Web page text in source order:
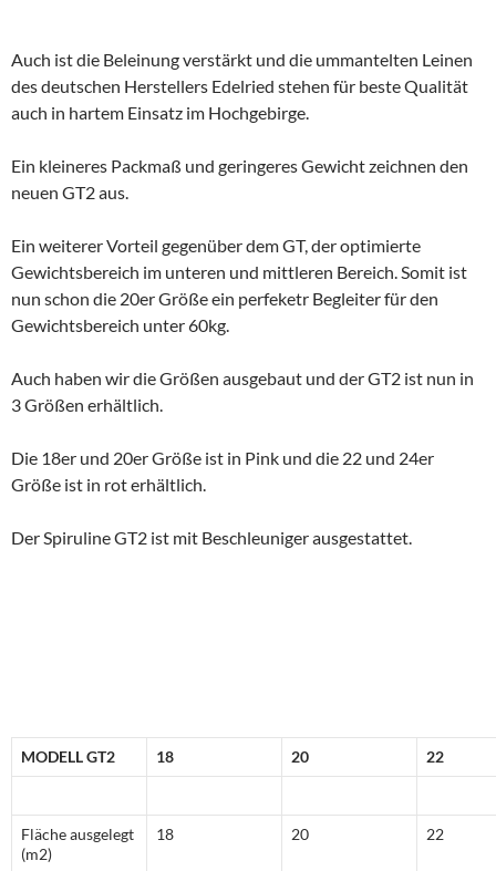
Auch ist die Beleinung verstärkt und die ummantelten Leinen
des deutschen Herstellers Edelried stehen für beste Qualität
auch in hartem Einsatz im Hochgebirge.
Ein kleineres Packmaß und geringeres Gewicht zeichnen den
neuen GT2 aus.
Ein weiterer Vorteil gegenüber dem GT, der optimierte
Gewichtsbereich im unteren und mittleren Bereich. Somit ist
nun schon die 20er Größe ein perfeketr Begleiter für den
Gewichtsbereich unter 60kg.
Auch haben wir die Größen ausgebaut und der GT2 ist nun in
3 Größen erhältlich.
Die 18er und 20er Größe ist in Pink und die 22 und 24er
Größe ist in rot erhältlich.
Der Spiruline GT2 ist mit Beschleuniger ausgestattet.
MODELL GT2 18 20 22
Fläche ausgelegt
(m2)
18 20 22